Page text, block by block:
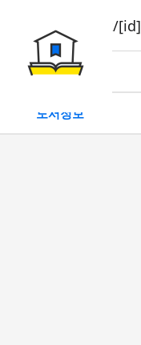
book/rent/[id]
대여
도서정보